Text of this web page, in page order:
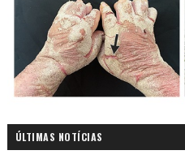
ÚLTIMAS NOTÍCIAS